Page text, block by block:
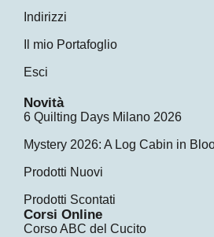
Indirizzi
Il mio Portafoglio
Esci
Novità
6 Quilting Days Milano 2026
Mystery 2026: A Log Cabin in
Prodotti Nuovi
Prodotti Scontati
Corsi Online
Corso ABC del Cucito